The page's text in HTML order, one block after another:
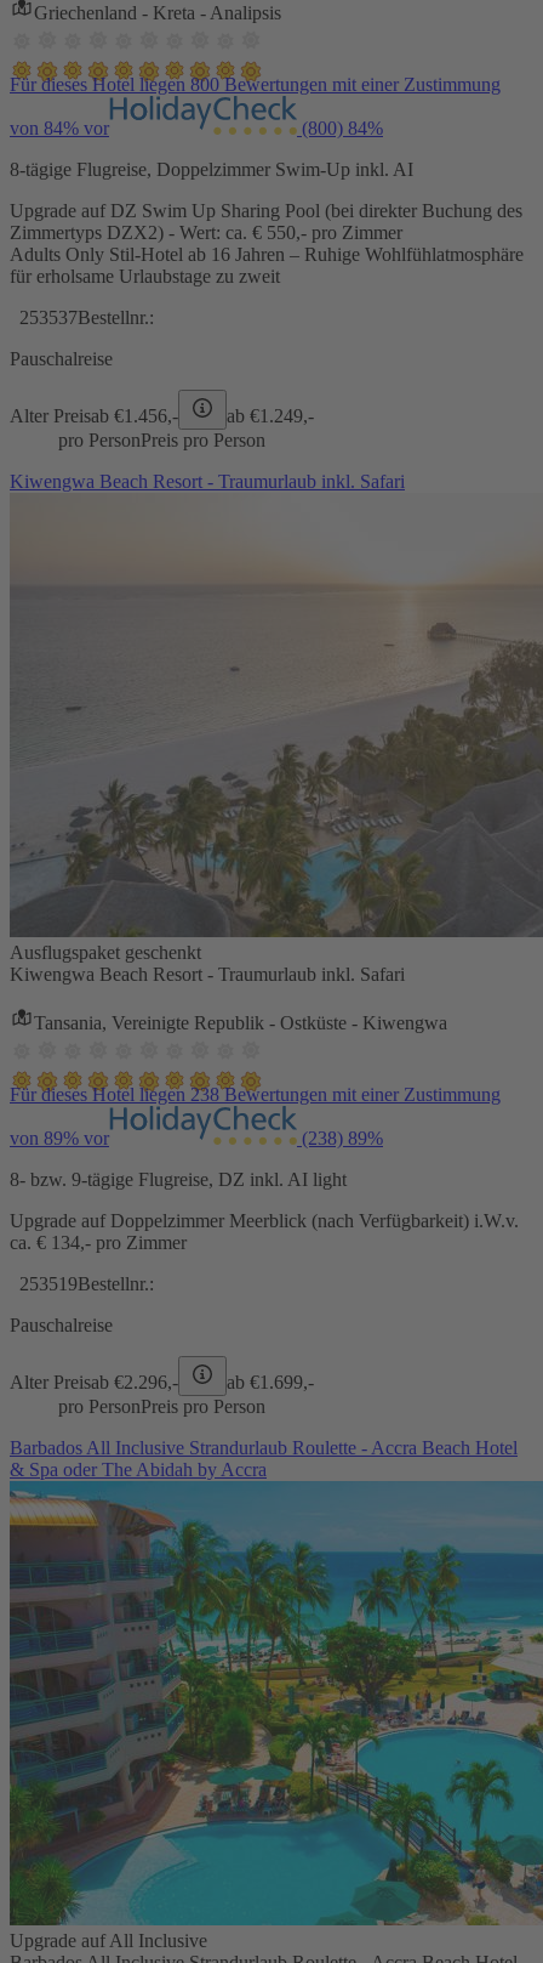
Griechenland - Kreta - Analipsis
Für dieses Hotel liegen 800 Bewertungen mit einer Zustimmung
von 84% vor (800) 84%
8-tägige Flugreise, Doppelzimmer Swim-Up inkl. AI
Upgrade auf DZ Swim Up Sharing Pool (bei direkter Buchung des
Zimmertyps DZX2) - Wert: ca. € 550,- pro Zimmer
Adults Only Stil-Hotel ab 16 Jahren – Ruhige Wohlfühlatmosphäre
für erholsame Urlaubstage zu zweit
253537Bestellnr.:
Pauschalreise
Alter Preisab €1.456,- ab €1.249,-
pro PersonPreis pro Person
Kiwengwa Beach Resort - Traumurlaub inkl. Safari
Ausflugspaket geschenkt
Kiwengwa Beach Resort - Traumurlaub inkl. Safari
Tansania, Vereinigte Republik - Ostküste - Kiwengwa
Für dieses Hotel liegen 238 Bewertungen mit einer Zustimmung
von 89% vor (238) 89%
8- bzw. 9-tägige Flugreise, DZ inkl. AI light
Upgrade auf Doppelzimmer Meerblick (nach Verfügbarkeit) i.W.v.
ca. € 134,- pro Zimmer
253519Bestellnr.:
Pauschalreise
Alter Preisab €2.296,- ab €1.699,-
pro PersonPreis pro Person
Barbados All Inclusive Strandurlaub Roulette - Accra Beach Hotel
& Spa oder The Abidah by Accra
Upgrade auf All Inclusive